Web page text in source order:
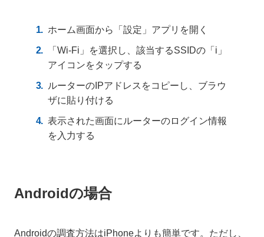
ホーム画面から「設定」アプリを開く
「Wi-Fi」を選択し、該当するSSIDの「i」
アイコンをタップする
ルーターのIPアドレスをコピーし、ブラウ
ザに貼り付ける
表示された画面にルーターのログイン情報
を入力する
Androidの場合
Androidの調査方法はiPhoneよりも簡単です。ただし、